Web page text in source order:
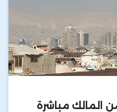
المالك مباشرة